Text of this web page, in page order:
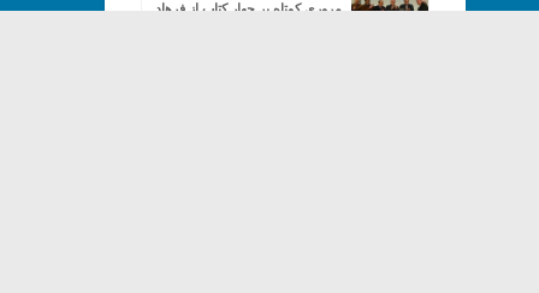
مروری کوتاه بر چهار کتاب از فرهاد